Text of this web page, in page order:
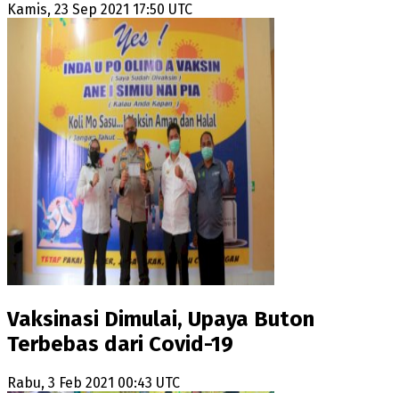
Kamis, 23 Sep 2021 17:50 UTC
Vaksinasi Dimulai, Upaya Buton
Terbebas dari Covid-19
Rabu, 3 Feb 2021 00:43 UTC